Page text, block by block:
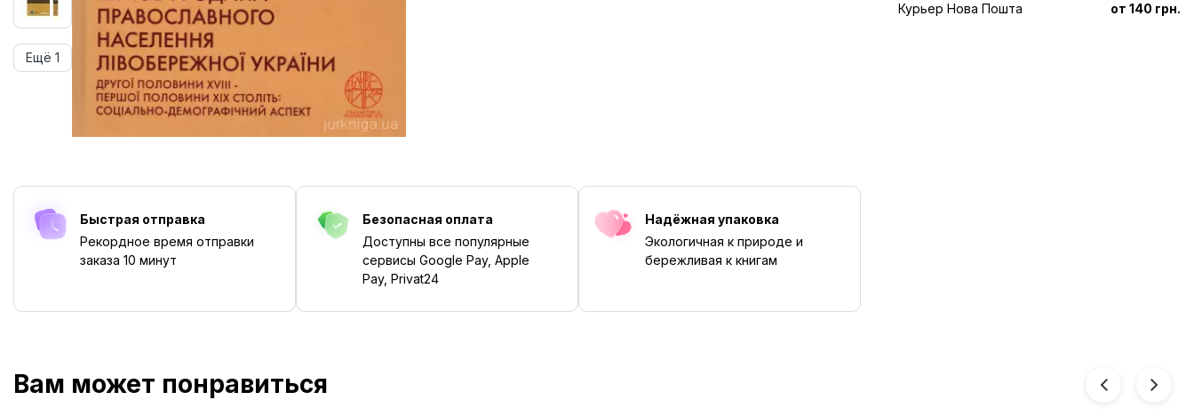
Ещё 1
Быстрая отправка
Рекордное время отправки
заказа 10 минут
Безопасная оплата
Доступны все популярные
сервисы Google Pay, Apple
Pay, Privat24
Надёжная упаковка
Экологичная к природе и
бережливая к книгам
Курьер Нова Пошта от 140 грн.
Вам может понравиться